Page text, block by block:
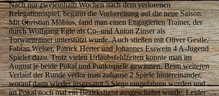
Nach nur zweieinhalb Wochen nach dem verlorenen
Relegationsspiel, begann die Vorbereitung auf die neue Saison.
Mit Christian Möbius, fand man einen Engagierten Trainer, der
durch Wolfgang Egle als Co- und Anton Zinser als
Torwarttrainer unterstützt wurde. Auch stießen mit Oliver Gestle,
Fabian Welser, Patrick Herter und Johannes Esswein 4 A-Jugend
Spieler dazu. Trotz vielen Urlaubsfehlzeiten konnte man im
August je beide Pokal und Punktspiele gewinnen. Beim weiteren
Verlauf der Runde verlor man zuhause 2 Spiele hintereinander,
worauf dann wieder insgesamt 5 Siege eingefahren wurden und
im Pokal noch mal ein Bezirksligist ausgeschaltet wurde. Leider